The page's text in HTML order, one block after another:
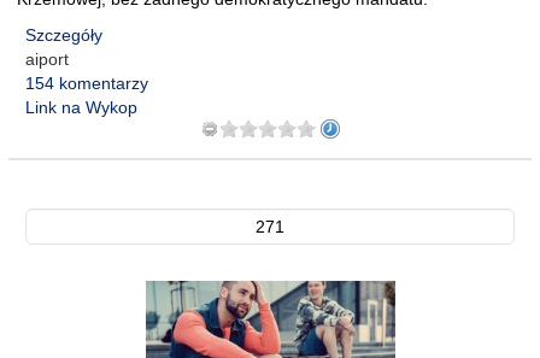
Szczegóły
aiport
154 komentarzy
Link na Wykop
271